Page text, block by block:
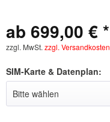
ab 699,00 € *
zzgl. MwSt. zzgl. Versandkosten
SIM-Karte & Datenplan: